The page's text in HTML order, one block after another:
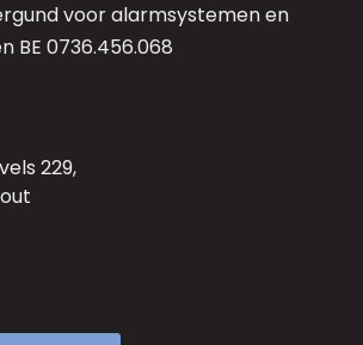
voor alarmsystemen en
BE 0736.456.068
229,